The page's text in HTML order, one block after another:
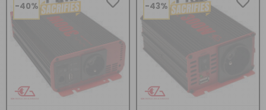
-40% -43%